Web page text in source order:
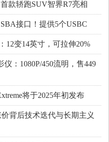
款轿跑SUV智界R7亮相
接口！提供5个USBC
12变14英寸，可拉伸20%
：1080P/450流明，售449
将于2025年初发布
背后技术迭代与长期主义